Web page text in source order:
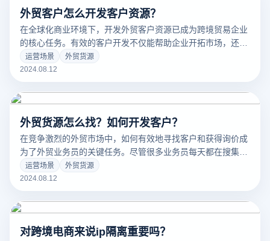
些方法都能帮助您高效地完成代理设置。
外贸客户怎么开发客户资源？
在全球化商业环境下，开发外贸客户资源已成为跨境贸易企业
的核心任务。有效的客户开发不仅能帮助企业开拓市场，还能
提升品牌影响力，促进销售增长。然而，找到潜在客户并建立
稳定的业务关系并不容易。如何在广阔的国际市场中找到合适
行的方法和策略，帮助您高效地开发外贸客户资源，实现业务
运营场景
外贸货源
2024.08.12
外贸货源怎么找？如何开发客户？
在竞争激烈的外贸市场中，如何有效地寻找客户和获得询价成
为了外贸业务员的关键任务。尽管很多业务员每天都在搜集客
户邮箱并发邮件，这种传统方法的效果却往往不尽如人意。要
在外贸领域中找到外贸货源，有时需要采用一些更为独特的策
场竞争中脱颖而出。
运营场景
外贸货源
2024.08.12
对跨境电商来说ip隔离重要吗？